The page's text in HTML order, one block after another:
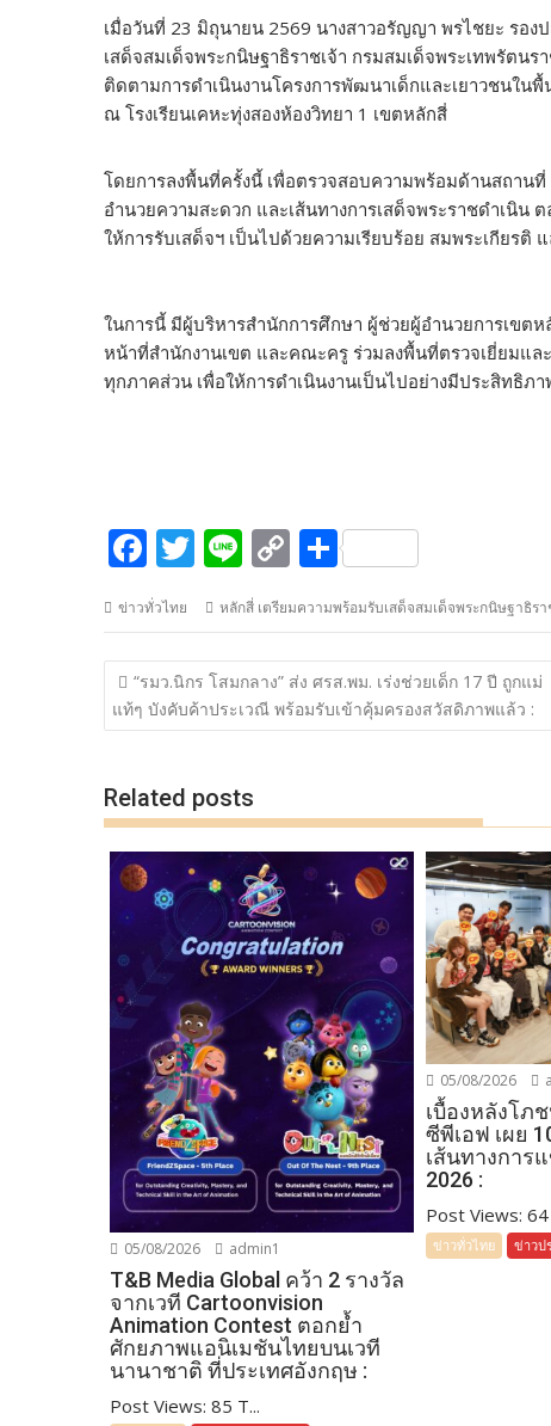
o
o
k
Li
n
k
เมื่อวันที่ 23 มิถุนายน 2569 นางสาวอรัญญา พรไชยะ รอ
เสด็จสมเด็จพระกนิษฐาธิราชเจ้า กรมสมเด็จพระเทพรัตน
ติดตามการดำเนินงานโครงการพัฒนาเด็กและเยาวชนใ
ณ โรงเรียนเคหะทุ่งสองห้องวิทยา 1 เขตหลักสี่
โดยการลงพื้นที่ครั้งนี้ เพื่อตรวจสอบความพร้อมด้านสถาน
อำนวยความสะดวก และเส้นทางการเสด็จพระราชดำเนิ
ให้การรับเสด็จฯ เป็นไปด้วยความเรียบร้อย สมพระเกียรติ
ในการนี้ มีผู้บริหารสำนักการศึกษา ผู้ช่วยผู้อำนวยการเขตห
หน้าที่สำนักงานเขต และคณะครู ร่วมลงพื้นที่ตรวจเยี่ยมแ
ทุกภาคส่วน เพื่อให้การดำเนินงานเป็นไปอย่างมีประสิทธิ
F
ac
e
b
o
o
k
T
itt
er
Li
n
e
C
p
y
Li
n
S
ar
e
ข่าวทั่วไทย หลักสี่ เตรียมความพร้อมรับเสด็จสมเด็จพระกนิษฐาธิร
แนะแนว
เรื่อง
“รมว.นิกร โสมกลาง” ส่ง ศรส.พม. เร่งช่วยเด็ก 17 ปี ถูกแม่
แท้ๆ บังคับค้าประเวณี พร้อมรับเข้าคุ้มครองสวัสดิภาพแล้ว :
Related posts
05/08/2026 admin1
T&B Media Global คว้า 2 รางวัล
จากเวที Cartoonvision
Animation Contest ตอกย้ำ
ศักยภาพแอนิเมชันไทยบนเวที
นานาชาติ ที่ประเทศอังกฤษ :
Post Views: 85 T...
05/08/2026
เบื้องหลังโภ
ซีพีเอฟ เผย
เส้นทางการ
2026 :
Post Views: 64
ข่าวทั่วไทย ข่าวป